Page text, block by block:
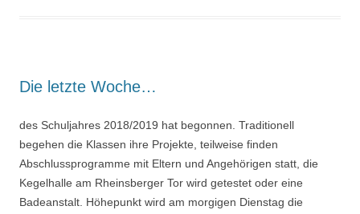
Die letzte Woche…
des Schuljahres 2018/2019 hat begonnen. Traditionell
begehen die Klassen ihre Projekte, teilweise finden
Abschlussprogramme mit Eltern und Angehörigen statt, die
Kegelhalle am Rheinsberger Tor wird getestet oder eine
Badeanstalt. Höhepunkt wird am morgigen Dienstag die